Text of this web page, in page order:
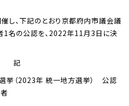
し、下記のとおり京都府内市議会議
1名の公認を、2022年11月3日に決
記
挙（2023年 統一地方選挙） 公認